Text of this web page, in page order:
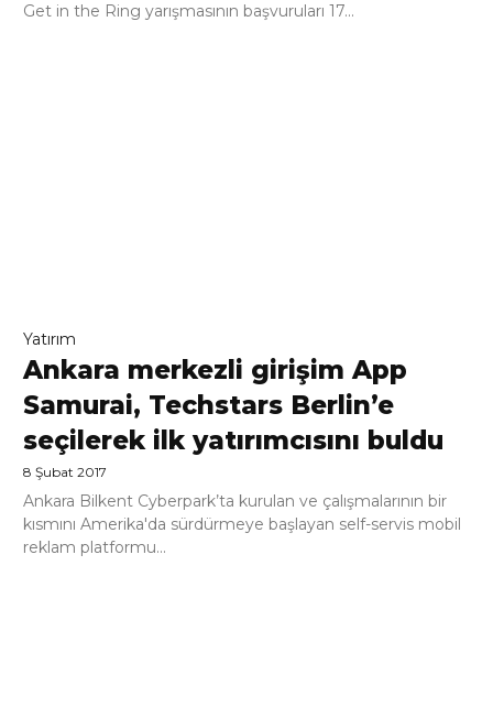
Get in the Ring yarışmasının başvuruları 17...
Yatırım
Ankara merkezli girişim App
Samurai, Techstars Berlin’e
seçilerek ilk yatırımcısını buldu
8 Şubat 2017
Ankara Bilkent Cyberpark’ta kurulan ve çalışmalarının bir
kısmını Amerika'da sürdürmeye başlayan self-servis mobil
reklam platformu...